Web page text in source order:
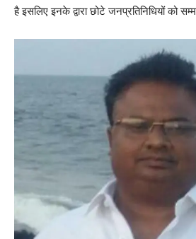
है इसलिए इनके द्वारा छोटे जनप्रतिनिधियों को